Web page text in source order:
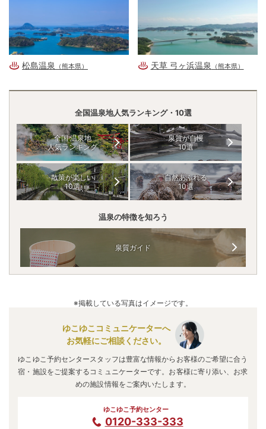
松島温泉 （熊本県） 天草 弓ヶ浜温泉 （熊本県）
全国温泉地人気ランキング・10選
全国 温泉地
人気ランキング
泉質が自慢
10選
散策が楽しい
10選
自然あふれる
10選
温泉の特徴を知ろう
泉質ガイド
※掲載している写真はイメージです。
ゆこゆこコミュニケーターへ
お気軽にご相談ください。
ゆこゆこ予約センタースタッフは豊富な情報からお客様のご希望に合う
宿・施設をご提案するコミュニケーターです。お客様に寄り添い、お求
めの施設情報をご案内いたします。
ゆこゆこ予約センター
0120-333-333